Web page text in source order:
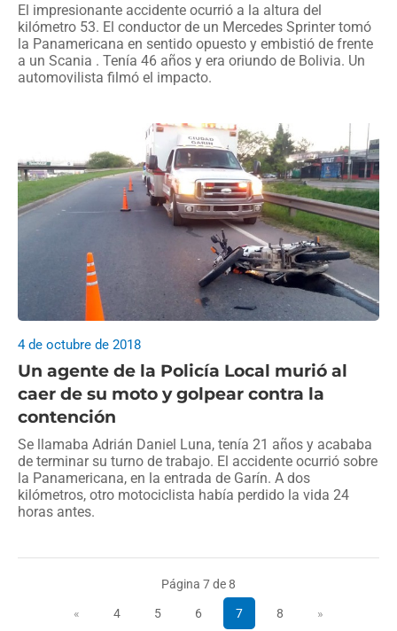
El impresionante accidente ocurrió a la altura del
kilómetro 53. El conductor de un Mercedes Sprinter tomó
la Panamericana en sentido opuesto y embistió de frente
a un Scania . Tenía 46 años y era oriundo de Bolivia. Un
automovilista filmó el impacto.
Un agente de la Policía Local murió al
caer de su moto y golpear contra la
contención
4 de octubre de 2018
Se llamaba Adrián Daniel Luna, tenía 21 años y acababa
de terminar su turno de trabajo. El accidente ocurrió sobre
la Panamericana, en la entrada de Garín. A dos
kilómetros, otro motociclista había perdido la vida 24
horas antes.
Página 7 de 8
« 4 5 6 7 8 »